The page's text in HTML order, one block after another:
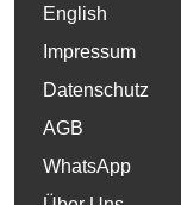
English
Impressum
Datenschutz
AGB
WhatsApp